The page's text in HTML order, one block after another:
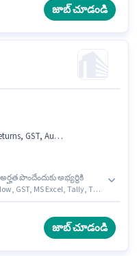
జాబ్ చూడండి
Sheet, TDS, Cash Flow
పొందేందుకు అభ్యర్థికి
GST, MS Excel, Tally, Tax
కోసం అనుకూలంగా
Giriraj Ji లో అకౌంటెంట్
జాబ్ చూడండి